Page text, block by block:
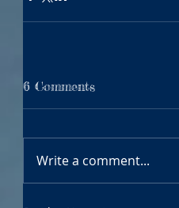
6 Comments
Write a comment...